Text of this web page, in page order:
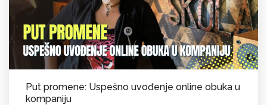
Put promene: Uspešno uvođenje online obuka u
kompaniju